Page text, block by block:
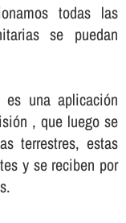
todas las
se puedan
es una aplicación
, que luego se
terrestres, estas
y se reciben por